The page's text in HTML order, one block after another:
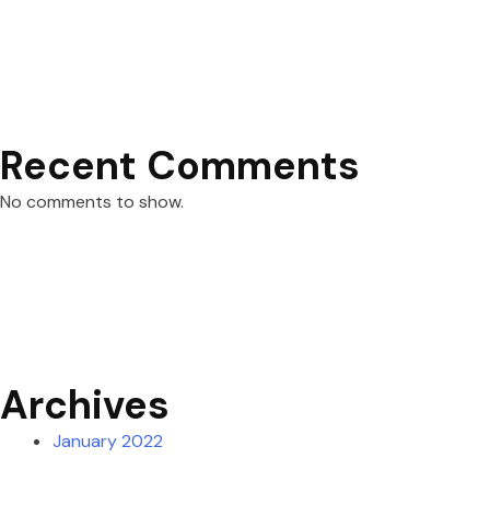
Recent Comments
No comments to show.
Archives
January 2022